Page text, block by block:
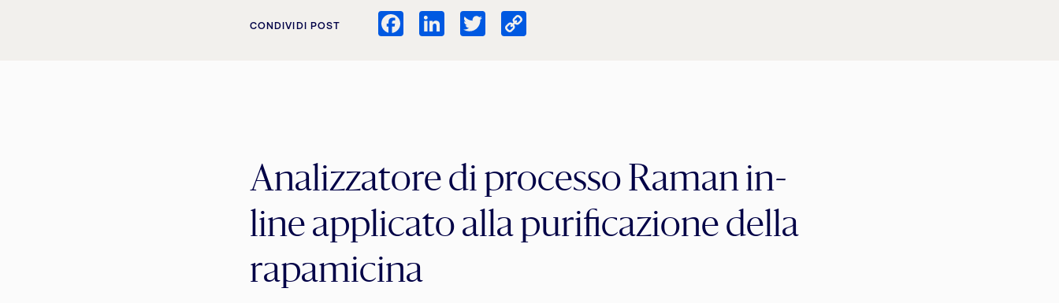
CONDIVIDI POST Facebook
LinkedInTwitter
Analizzatore di processo Raman in-
line applicato alla purificazione della
rapamicina